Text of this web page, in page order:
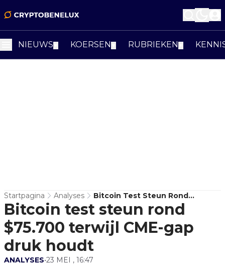
NIEUWS KOERSEN RUBRIEKEN
Startpagina Analyses
Bitcoin Test Steun Rond
$75.700 Terwijl CME-Gap Druk
Houdt
Bitcoin test steun rond
$75.700 terwijl CME-gap
druk houdt
ANALYSES•23 MEI , 16:47